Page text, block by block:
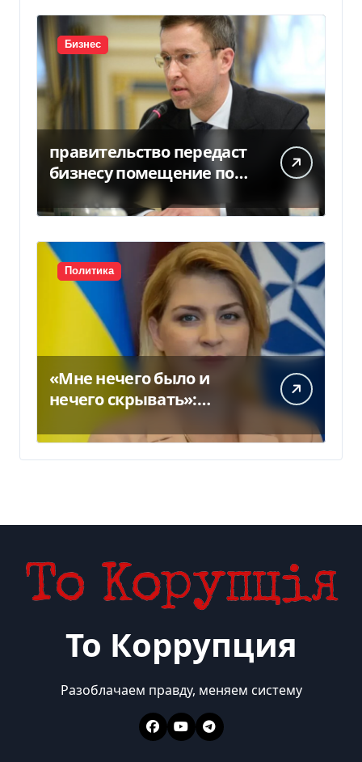
Бизнес
правительство передаст
бизнесу помещение под
склады
Политика
«Мне нечего было и
нечего скрывать»:
Стефанишина
прокомментировала
новое подозрение
То Коррупция
Разоблачаем правду, меняем систему